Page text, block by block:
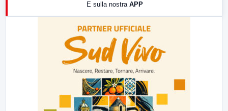
E sulla nostra APP